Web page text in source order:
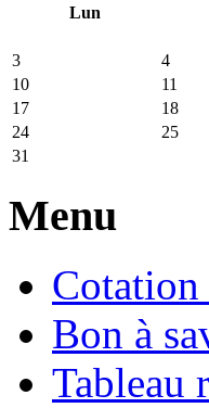
Lun
3 4
10
11
17
18
24
25
31
Menu
Cotation
Bon à
Tableau